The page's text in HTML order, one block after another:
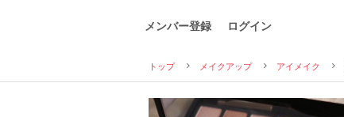
メンバー登録 ログイン
トップ メイクアップ アイメイク